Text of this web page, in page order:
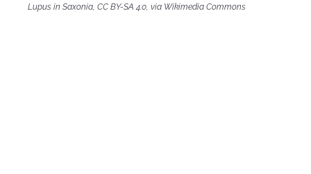
Lupus in Saxonia, CC BY-SA 4.0, via Wikimedia Commons